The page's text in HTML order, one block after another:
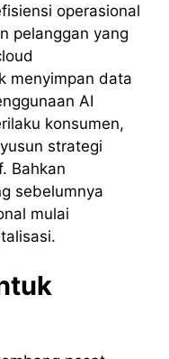
operasional
pelanggan yang
menyimpan data
AI
konsumen,
strategi
Bahkan
sebelumnya
mulai